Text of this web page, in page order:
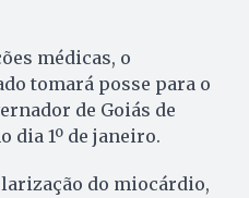
médicas, o
tomará posse para o
de Goiás de
1º de janeiro.
do miocárdio,